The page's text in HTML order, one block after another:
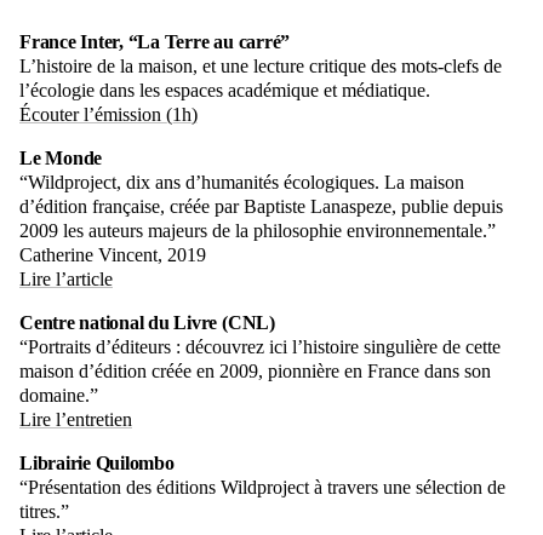
France Inter, “La Terre au carré”
L’histoire de la maison, et une lecture critique des mots-clefs de
l’écologie dans les espaces académique et médiatique.
Écouter l’émission (1h)
Le Monde
“Wildproject, dix ans d’humanités écologiques. La maison
d’édition française, créée par Baptiste Lanaspeze, publie depuis
2009 les auteurs majeurs de la philosophie environnementale.”
Catherine Vincent, 2019
Lire l’article
Centre national du Livre (CNL)
“Portraits d’éditeurs : découvrez ici l’histoire singulière de cette
maison d’édition créée en 2009, pionnière en France dans son
domaine.”
Lire l’entretien
Librairie Quilombo
“Présentation des éditions Wildproject à travers une sélection de
titres.”